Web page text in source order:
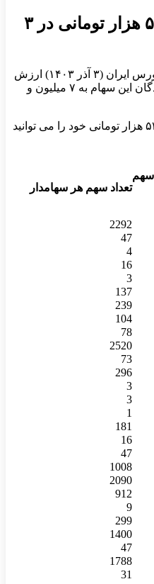
ارزش سهام عدالت ۵۳۲ هزار تومانی در ۳
پس از پایان معاملات امروز بازار بورس ایران (۳ آذر ۱۴۰۳) ارزش
سهام عدالت ۵۳۲ هزارتومانی دارندگان این سهام به ۷ میلیون و
تعداد هرسهم برگه سهام عدالت ۵۳۲ هزار تومانی خود را می توانید
سهم
تعداد سهم هر سهامدار
2292
47
4
16
3
137
239
104
78
2520
73
296
3
3
1
181
16
47
1008
2090
912
9
299
1400
47
1788
31